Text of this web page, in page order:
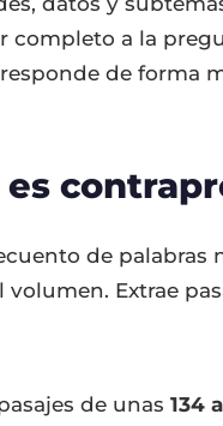
completo a la
de forma
de
Extrae
de unas134